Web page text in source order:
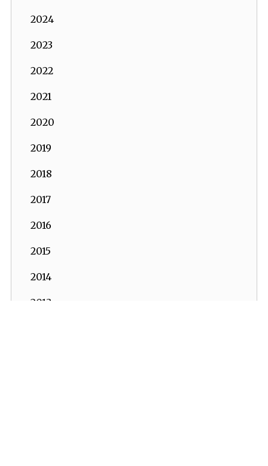
2024
2023
2022
2021
2020
2019
2018
2017
2016
2015
2014
2013